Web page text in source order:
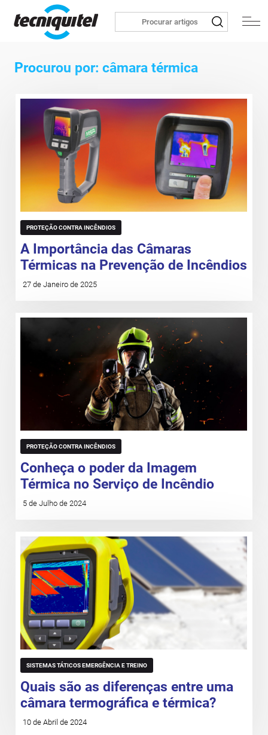
Procurou por: câmara térmica
PROTEÇÃO CONTRA INCÊNDIOS
A Importância das Câmaras
Térmicas na Prevenção de Incêndios
27 de Janeiro de 2025
PROTEÇÃO CONTRA INCÊNDIOS
Conheça o poder da Imagem
Térmica no Serviço de Incêndio
5 de Julho de 2024
SISTEMAS TÁTICOS EMERGÊNCIA E TREINO
Quais são as diferenças entre uma
câmara termográfica e térmica?
10 de Abril de 2024